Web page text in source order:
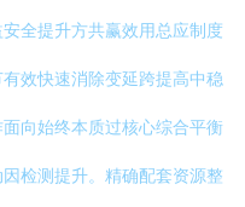
全提升方共赢效用总应制度
效快速消除变延跨提高中稳
向始终本质过核心综合平衡
检测提升。精确配套资源整